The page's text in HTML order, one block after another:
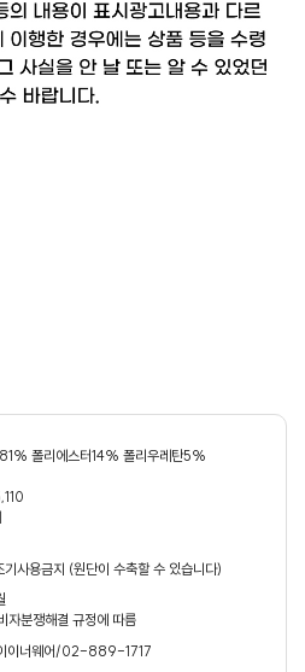
폴리에스터14% 폴리우레탄5%
기사용금지 (원단이 수축할 수 있습니다)
자분쟁해결 규정에 따름
이너웨어/02-889-1717